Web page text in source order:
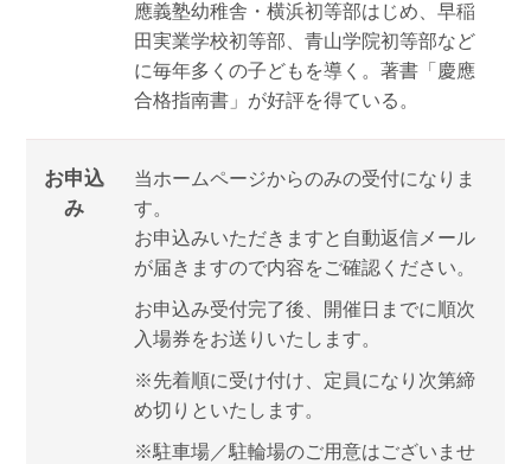
應義塾幼稚舎・横浜初等部はじめ、早稲
田実業学校初等部、青山学院初等部など
に毎年多くの子どもを導く。著書「慶應
合格指南書」が好評を得ている。
お申込
み
当ホームページからのみの受付になりま
す。
お申込みいただきますと自動返信メール
が届きますので内容をご確認ください。
お申込み受付完了後、開催日までに順次
入場券をお送りいたします。
※先着順に受け付け、定員になり次第締
め切りといたします。
※駐車場／駐輪場のご用意はございませ